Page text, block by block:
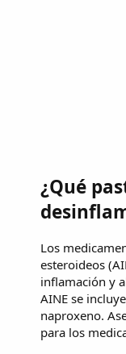
¿Qué
Los
esteroideos
inflamación y
AINE se
naproxeno.
para los